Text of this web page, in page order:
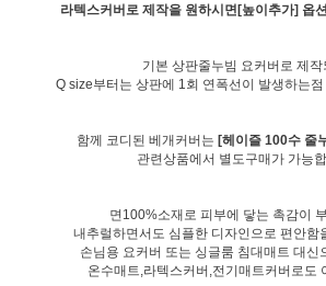
라텍스커버로 제작을 원하시면[높이추가] 옵
기본 상판줄누빔 요커버로 제작
Q size부터는 상판에 1회 연폭선이 발생하는
함께 코디된 베개커버는 [헤이즐 100수 줄
관련상품에서 별도구매가 가능
면100%소재로 피부에 닿는 촉감이
내추럴하면서도 심플한 디자인으로 편안함
손님용 요커버 또는 싱글룸 침대매트 대신
온수매트,라텍스커버,전기매트커버로도